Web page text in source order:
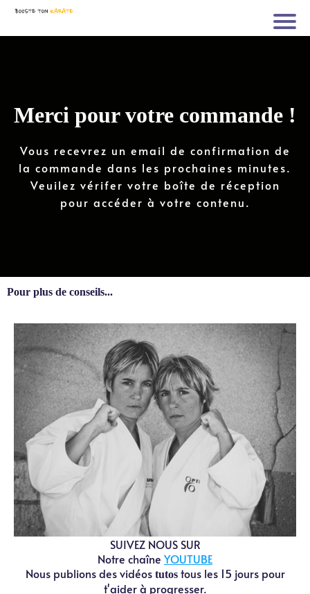
Merci pour votre commande !
Vous recevrez un email de confirmation de
la commande dans les prochaines minutes.
Veuilez vérifer votre boîte de réception
pour accéder à votre contenu.
Pour plus de conseils...
SUIVEZ NOUS SUR
Notre chaîne YOUTUBE
Nous publions des vidéos tutostous les 15 jours pour
t'aider à progresser.